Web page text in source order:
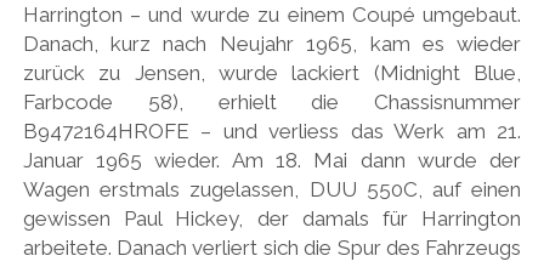
Harrington – und wurde zu einem Coupé umgebaut.
Danach, kurz nach Neujahr 1965, kam es wieder
zurück zu Jensen, wurde lackiert (Midnight Blue,
Farbcode 58), erhielt die Chassisnummer
B9472164HROFE – und verliess das Werk am 21.
Januar 1965 wieder. Am 18. Mai dann wurde der
Wagen erstmals zugelassen, DUU 550C, auf einen
gewissen Paul Hickey, der damals für Harrington
arbeitete. Danach verliert sich die Spur des Fahrzeugs